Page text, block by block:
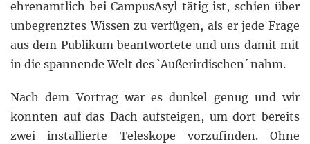
ehrenamtlich bei CampusAsyl tätig ist, schien über
unbegrenztes Wissen zu verfügen, als er jede Frage
aus dem Publikum beantwortete und uns damit mit
in die spannende Welt des `Außerirdischen´ nahm.
Nach dem Vortrag war es dunkel genug und wir
konnten auf das Dach aufsteigen, um dort bereits
zwei installierte Teleskope vorzufinden. Ohne